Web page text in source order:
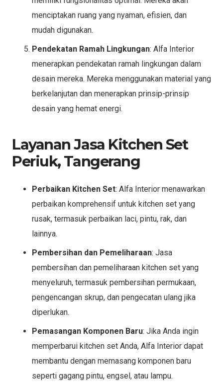
menciptakan ruang yang nyaman, efisien, dan
mudah digunakan.
Pendekatan Ramah Lingkungan: Alfa Interior
menerapkan pendekatan ramah lingkungan dalam
desain mereka. Mereka menggunakan material yang
berkelanjutan dan menerapkan prinsip-prinsip
desain yang hemat energi.
Layanan Jasa Kitchen Set
Periuk, Tangerang
Perbaikan Kitchen Set: Alfa Interior menawarkan
perbaikan komprehensif untuk kitchen set yang
rusak, termasuk perbaikan laci, pintu, rak, dan
lainnya.
Pembersihan dan Pemeliharaan: Jasa
pembersihan dan pemeliharaan kitchen set yang
menyeluruh, termasuk pembersihan permukaan,
pengencangan skrup, dan pengecatan ulang jika
diperlukan.
Pemasangan Komponen Baru: Jika Anda ingin
memperbarui kitchen set Anda, Alfa Interior dapat
membantu dengan memasang komponen baru
seperti gagang pintu, engsel, atau lampu.